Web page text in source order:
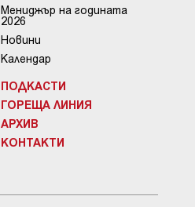
Мениджър на годината
2026
Новини
Календар
ПОДКАСТИ
ГОРЕЩА ЛИНИЯ
АРХИВ
КОНТАКТИ